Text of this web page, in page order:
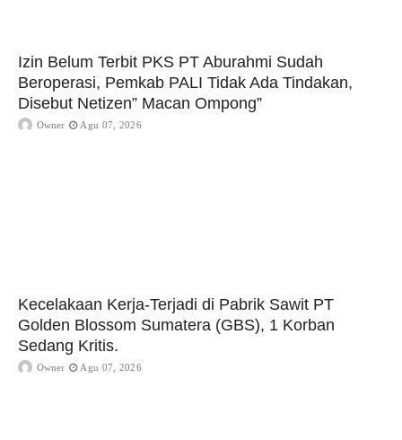
Izin Belum Terbit PKS PT Aburahmi Sudah
Beroperasi, Pemkab PALI Tidak Ada Tindakan,
Disebut Netizen” Macan Ompong”
Owner Agu 07, 2026
Kecelakaan Kerja-Terjadi di Pabrik Sawit PT
Golden Blossom Sumatera (GBS), 1 Korban
Sedang Kritis.
Owner Agu 07, 2026